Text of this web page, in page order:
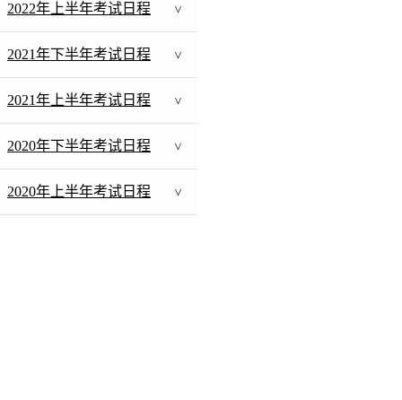
2022年上半年考试日程 >
2021年下半年考试日程 >
2021年上半年考试日程 >
2020年下半年考试日程 >
2020年上半年考试日程 >